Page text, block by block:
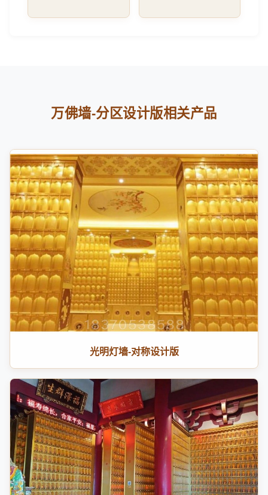
万佛墙-分区设计版相关产品
光明灯墙-对称设计版